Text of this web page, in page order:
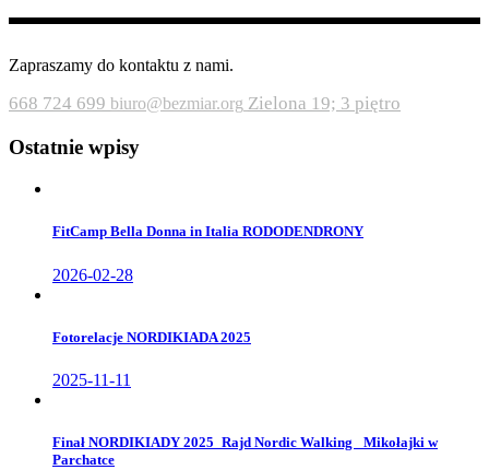
Zapraszamy do kontaktu z nami.
668 724 699 biuro@bezmiar.org Zielona 19; 3 piętro
Ostatnie wpisy
FitCamp Bella Donna in Italia RODODENDRONY
2026-02-28
Fotorelacje NORDIKIADA 2025
2025-11-11
Finał NORDIKIADY 2025_Rajd Nordic Walking _Mikołajki w
Parchatce